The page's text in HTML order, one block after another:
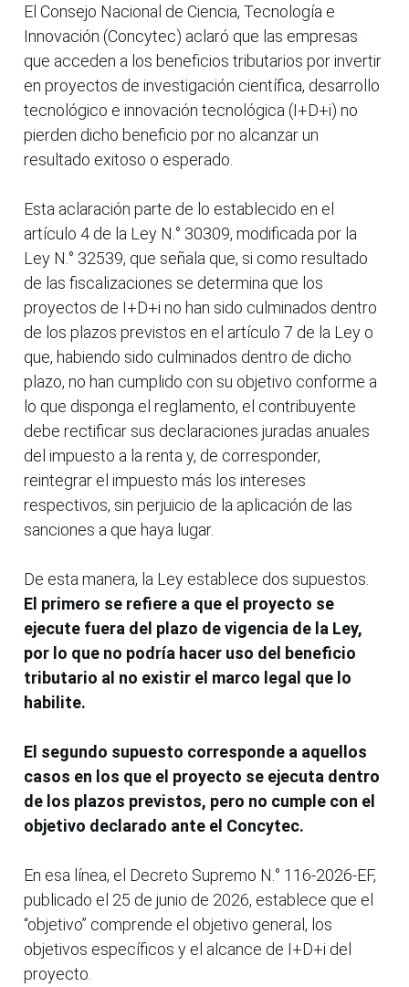
El Consejo Nacional de Ciencia, Tecnología e
Innovación (Concytec) aclaró que las empresas
que acceden a los beneficios tributarios por invertir
en proyectos de investigación científica, desarrollo
tecnológico e innovación tecnológica (I+D+i) no
pierden dicho beneficio por no alcanzar un
resultado exitoso o esperado.
Esta aclaración parte de lo establecido en el
artículo 4 de la Ley N.° 30309, modificada por la
Ley N.° 32539, que señala que, si como resultado
de las fiscalizaciones se determina que los
proyectos de I+D+i no han sido culminados dentro
de los plazos previstos en el artículo 7 de la Ley o
que, habiendo sido culminados dentro de dicho
plazo, no han cumplido con su objetivo conforme a
lo que disponga el reglamento, el contribuyente
debe rectificar sus declaraciones juradas anuales
del impuesto a la renta y, de corresponder,
reintegrar el impuesto más los intereses
respectivos, sin perjuicio de la aplicación de las
sanciones a que haya lugar.
De esta manera, la Ley establece dos supuestos.
El primero se refiere a que el proyecto se
ejecute fuera del plazo de vigencia de la Ley,
por lo que no podría hacer uso del beneficio
tributario al no existir el marco legal que lo
habilite.
El segundo supuesto corresponde a aquellos
casos en los que el proyecto se ejecuta dentro
de los plazos previstos, pero no cumple con el
objetivo declarado ante el Concytec.
En esa línea, el Decreto Supremo N.° 116-2026-EF,
publicado el 25 de junio de 2026, establece que el
“objetivo” comprende el objetivo general, los
objetivos específicos y el alcance de I+D+i del
proyecto.